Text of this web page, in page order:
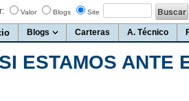
Valor Blogs Site
Blogs Carteras A. Técnico
ESTAMOS ANTE